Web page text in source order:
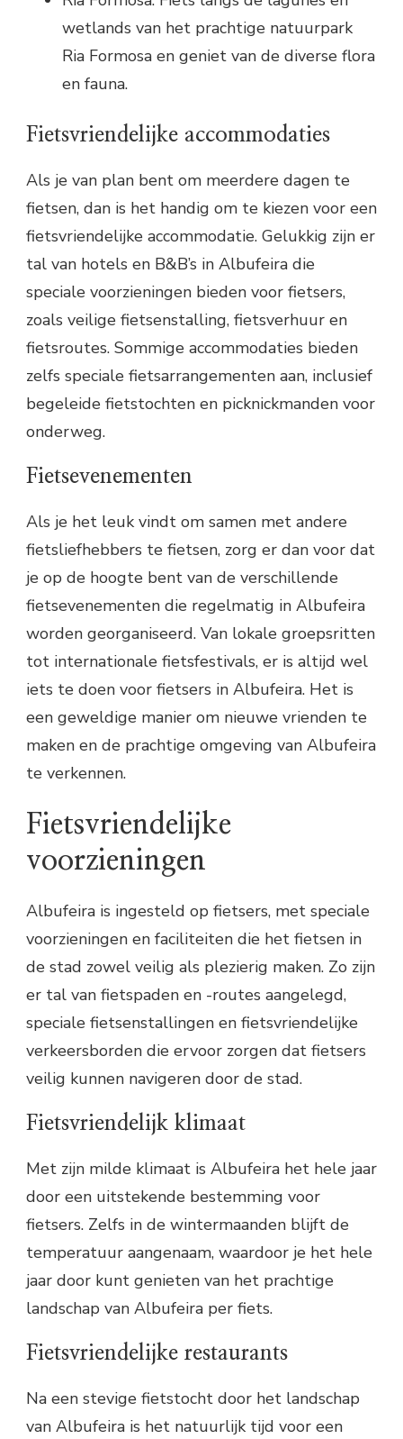
wetlands van het prachtige natuurpark
Ria Formosa en geniet van de diverse flora
en fauna.
Fietsvriendelijke accommodaties
Als je van plan bent om meerdere dagen te
fietsen, dan is het handig om te kiezen voor een
fietsvriendelijke accommodatie. Gelukkig zijn er
tal van hotels en B&B’s in Albufeira die
speciale voorzieningen bieden voor fietsers,
zoals veilige fietsenstalling, fietsverhuur en
fietsroutes. Sommige accommodaties bieden
zelfs speciale fietsarrangementen aan, inclusief
begeleide fietstochten en picknickmanden voor
onderweg.
Fietsevenementen
Als je het leuk vindt om samen met andere
fietsliefhebbers te fietsen, zorg er dan voor dat
je op de hoogte bent van de verschillende
fietsevenementen die regelmatig in Albufeira
worden georganiseerd. Van lokale groepsritten
tot internationale fietsfestivals, er is altijd wel
iets te doen voor fietsers in Albufeira. Het is
een geweldige manier om nieuwe vrienden te
maken en de prachtige omgeving van Albufeira
te verkennen.
Fietsvriendelijke
voorzieningen
Albufeira is ingesteld op fietsers, met speciale
voorzieningen en faciliteiten die het fietsen in
de stad zowel veilig als plezierig maken. Zo zijn
er tal van fietspaden en -routes aangelegd,
speciale fietsenstallingen en fietsvriendelijke
verkeersborden die ervoor zorgen dat fietsers
veilig kunnen navigeren door de stad.
Fietsvriendelijk klimaat
Met zijn milde klimaat is Albufeira het hele jaar
door een uitstekende bestemming voor
fietsers. Zelfs in de wintermaanden blijft de
temperatuur aangenaam, waardoor je het hele
jaar door kunt genieten van het prachtige
landschap van Albufeira per fiets.
Fietsvriendelijke restaurants
Na een stevige fietstocht door het landschap
van Albufeira is het natuurlijk tijd voor een